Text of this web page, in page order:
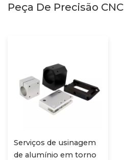
Peça De Precisão CNC
Serviços de usinagem
de alumínio em torno